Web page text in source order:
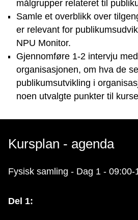
målgrupper relateret til
Samle et overblikk over
er relevant for
NPU Monitor.
Gjennomføre 1-2 intervju
organisasjonen, om hva de
publikumsutvikling i
noen utvalgte punkter til
Kursplan - agenda
Fysisk samling - Dag 1 - 09:00-
Del 1: